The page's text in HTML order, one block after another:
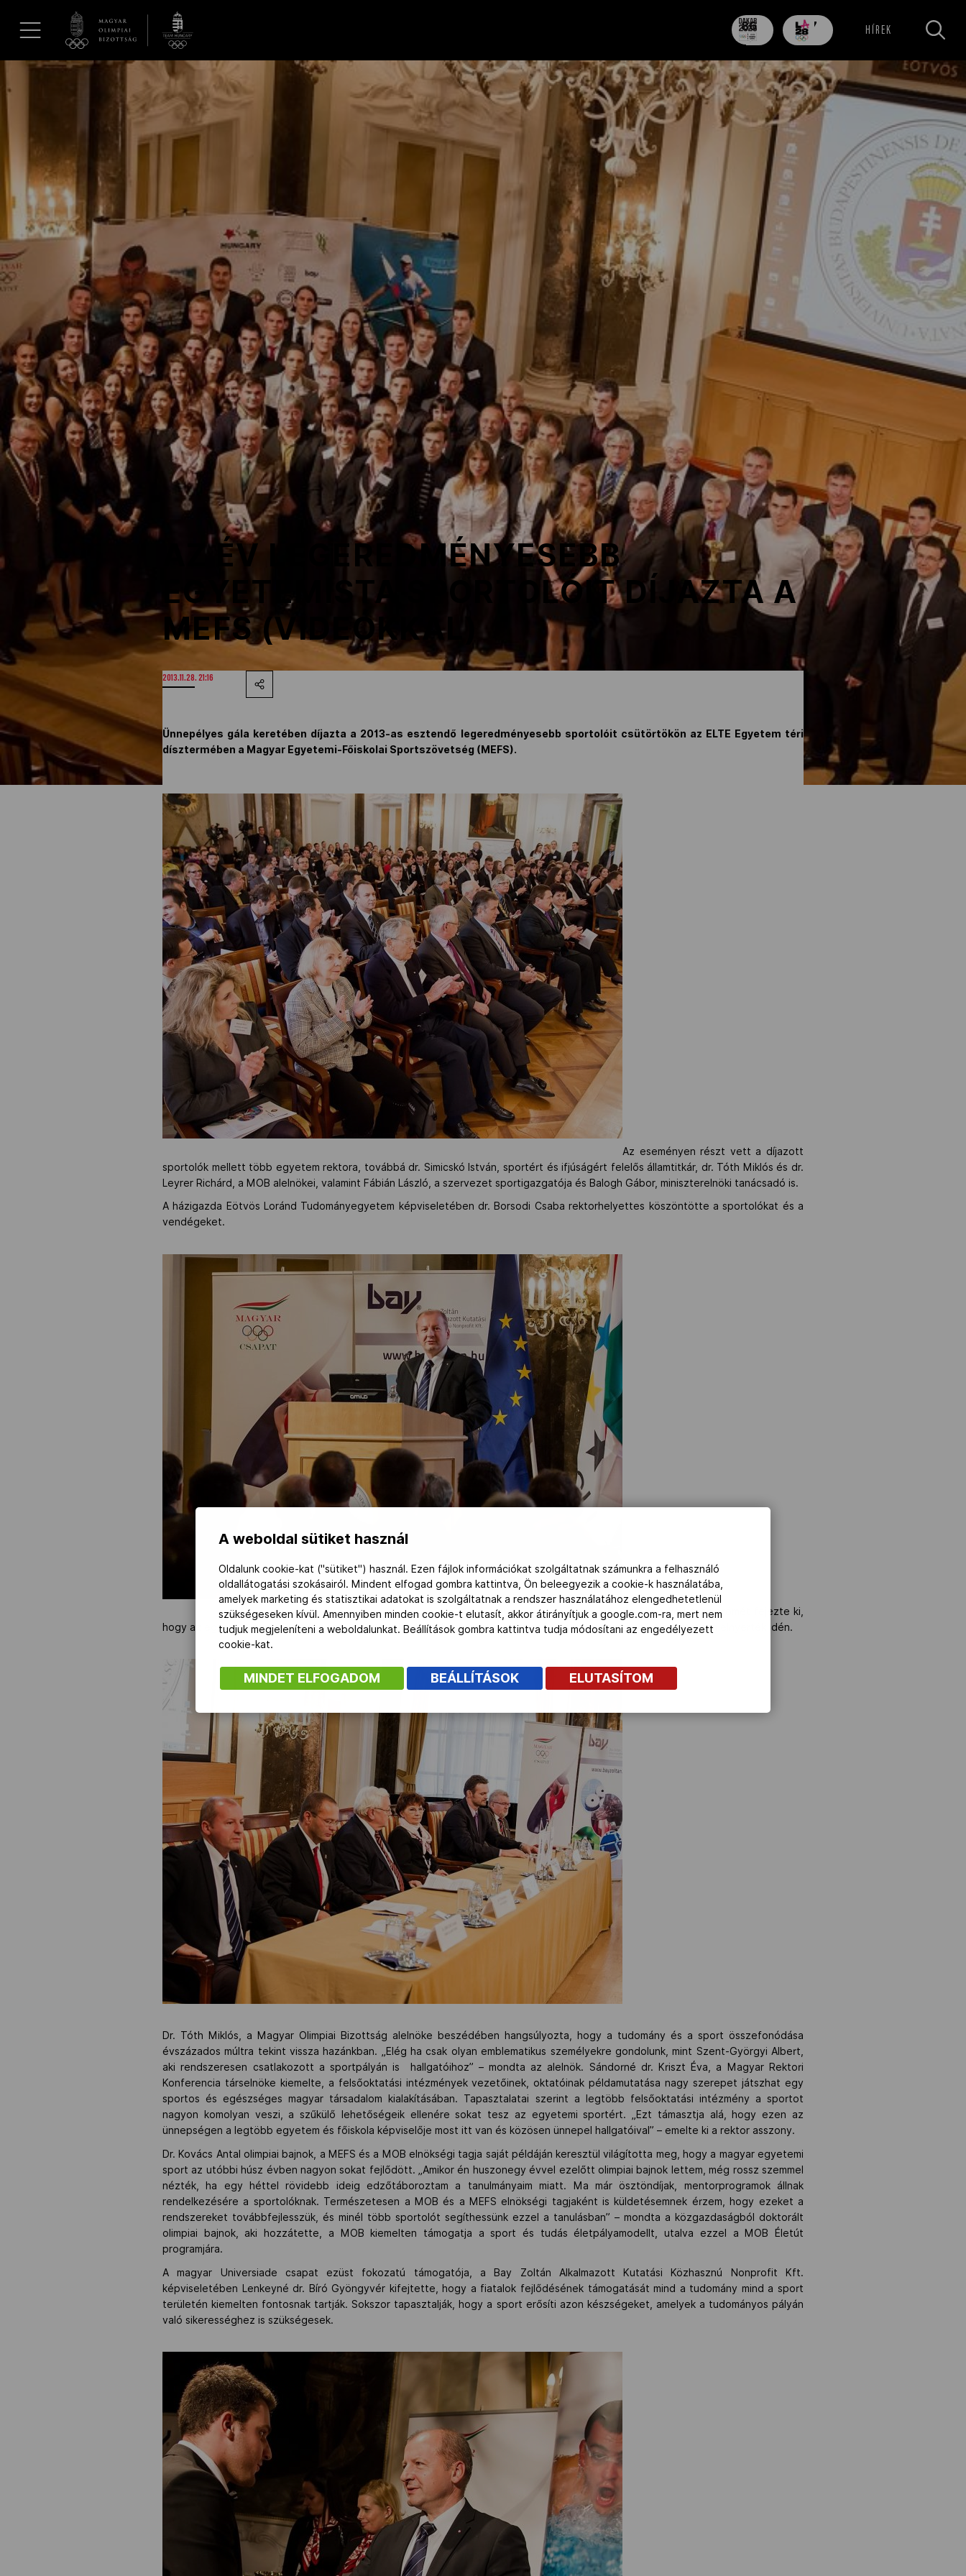
Hírek
Los Angeles 2028
MOB
Kettőskarrier-program
NOB
Társszervezetek
OVEP
Adatbank
86
nap
707
nap HÍREK
AZ ÉV LEGEREDMÉNYESEBB
EGYETEMISTA SPORTOLÓIT DÍJAZTA A
MEFS (VIDEÓKKAL)
2013.11.28. 21:16
Ünnepélyes gála keretében díjazta a 2013-as esztendő legeredményesebb sportolóit csütörtökön az ELTE Egyetem téri
dísztermében a Magyar Egyetemi-Főiskolai Sportszövetség (MEFS).
Az eseményen részt vett a díjazott
sportolók mellett több egyetem rektora, továbbá dr. Simicskó István, sportért és ifjúságért felelős államtitkár, dr. Tóth Miklós és dr.
Leyrer Richárd, a MOB alelnökei, valamint Fábián László, a szervezet sportigazgatója és Balogh Gábor, miniszterelnöki tanácsadó is.
A házigazda Eötvös Loránd Tudományegyetem képviseletében dr. Borsodi Csaba rektorhelyettes köszöntötte a sportolókat és a
vendégeket.
Dr. Simicskó István örömét fejezte ki,
hogy az egyetemi sport ünnepén számos sportolóval találkozik, akik a Magyar Sportcsillag Ösztöndíjat is sikeresen elnyerték idén.
Dr. Tóth Miklós, a Magyar Olimpiai Bizottság alelnöke beszédében hangsúlyozta, hogy a tudomány és a sport összefonódása
évszázados múltra tekint vissza hazánkban. „Elég ha csak olyan emblematikus személyekre gondolunk, mint Szent-Györgyi Albert,
aki rendszeresen csatlakozott a sportpályán is hallgatóihoz” – mondta az alelnök. Sándorné dr. Kriszt Éva, a Magyar Rektori
Konferencia társelnöke kiemelte, a felsőoktatási intézmények vezetőinek, oktatóinak példamutatása nagy szerepet játszhat egy
sportos és egészséges magyar társadalom kialakításában. Tapasztalatai szerint a legtöbb felsőoktatási intézmény a sportot
nagyon komolyan veszi, a szűkülő lehetőségeik ellenére sokat tesz az egyetemi sportért. „Ezt támasztja alá, hogy ezen az
ünnepségen a legtöbb egyetem és főiskola képviselője most itt van és közösen ünnepel hallgatóival” – emelte ki a rektor asszony.
Dr. Kovács Antal olimpiai bajnok, a MEFS és a MOB elnökségi tagja saját példáján keresztül világította meg, hogy a magyar egyetemi
sport az utóbbi húsz évben nagyon sokat fejlődött. „Amikor én huszonegy évvel ezelőtt olimpiai bajnok lettem, még rossz szemmel
nézték, ha egy héttel rövidebb ideig edzőtáboroztam a tanulmányaim miatt. Ma már ösztöndíjak, mentorprogramok állnak
rendelkezésére a sportolóknak. Természetesen a MOB és a MEFS elnökségi tagjaként is küldetésemnek érzem, hogy ezeket a
rendszereket továbbfejlesszük, és minél több sportolót segíthessünk ezzel a tanulásban” – mondta a közgazdaságból doktorált
olimpiai bajnok, aki hozzátette, a MOB kiemelten támogatja a sport és tudás életpályamodellt, utalva ezzel a MOB Életút
programjára.
A magyar Universiade csapat ezüst fokozatú támogatója, a Bay Zoltán Alkalmazott Kutatási Közhasznú Nonprofit Kft.
képviseletében Lenkeyné dr. Bíró Gyöngyvér kifejtette, hogy a fiatalok fejlődésének támogatását mind a tudomány mind a sport
területén kiemelten fontosnak tartják. Sokszor tapasztalják, hogy a sport erősíti azon készségeket, amelyek a tudományos pályán
való sikerességhez is szükségesek.
A weboldal sütiket használ
Oldalunk cookie-kat ("sütiket") használ. Ezen fájlok információkat szolgáltatnak számunkra a felhasználó
oldallátogatási szokásairól. Mindent elfogad gombra kattintva, Ön beleegyezik a cookie-k használatába,
amelyek marketing és statisztikai adatokat is szolgáltatnak a rendszer használatához elengedhetetlenül
szükségeseken kívül. Amennyiben minden cookie-t elutasít, akkor átirányítjuk a google.com-ra, mert nem
tudjuk megjeleníteni a weboldalunkat. Beállítások gombra kattintva tudja módosítani az engedélyezett
cookie-kat.
MINDET ELFOGADOM BEÁLLÍTÁSOK ELUTASÍTOM